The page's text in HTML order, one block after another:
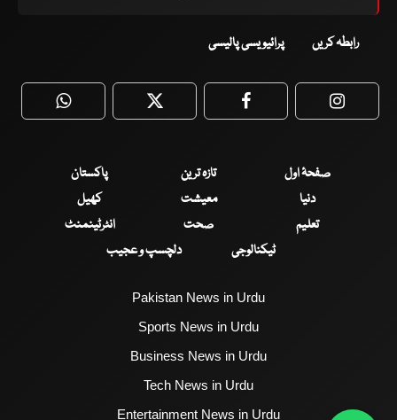
رابطہ کریں پرائیویسی پالیسی
WhatsApp Twitter Facebook
صفحۂ اول تازہ ترین
پاکستان
دنیا
معیشت
کھیل
تعلیم
صحت
انٹرٹینمنٹ
ٹیکنالوجی
دلچسپ و عجیب
Pakistan News in Urdu
Sports News in Urdu
Business News in Urdu
Tech News in Urdu
Entertainment News in Urdu